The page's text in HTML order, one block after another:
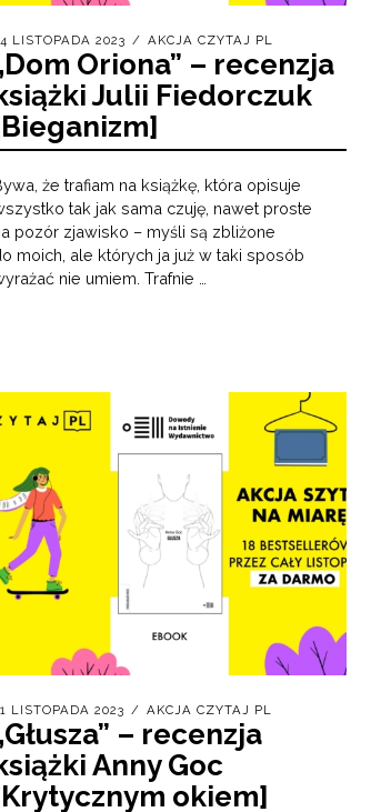
LISTOPADA 2023 AKCJA CZYTAJ PL
Oriona” – recenzja
Julii Fiedorczuk
że trafiam na książkę, która opisuje
tak jak sama czuję, nawet proste
pozór zjawisko – myśli są zbliżone
moich, ale których ja już w taki sposób
nie umiem. Trafnie …
LISTOPADA 2023 AKCJA CZYTAJ PL
– recenzja
Anny Goc
okiem]